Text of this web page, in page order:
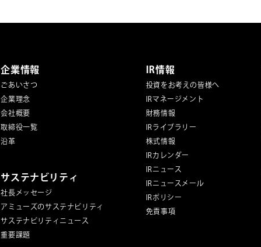
企業情報
ごあいさつ
企業理念
会社概要
取締役一覧
沿革
サステナビリティ
社長メッセージ
アミューズのサステナビリティ
サステナビリティニュース
重要課題
IR情報
投資をお考えの皆様へ
IRマネージメント
財務情報
IRライブラリー
株式情報
IRカレンダー
IRニュース
IRニュースメール
IRポリシー
免責事項